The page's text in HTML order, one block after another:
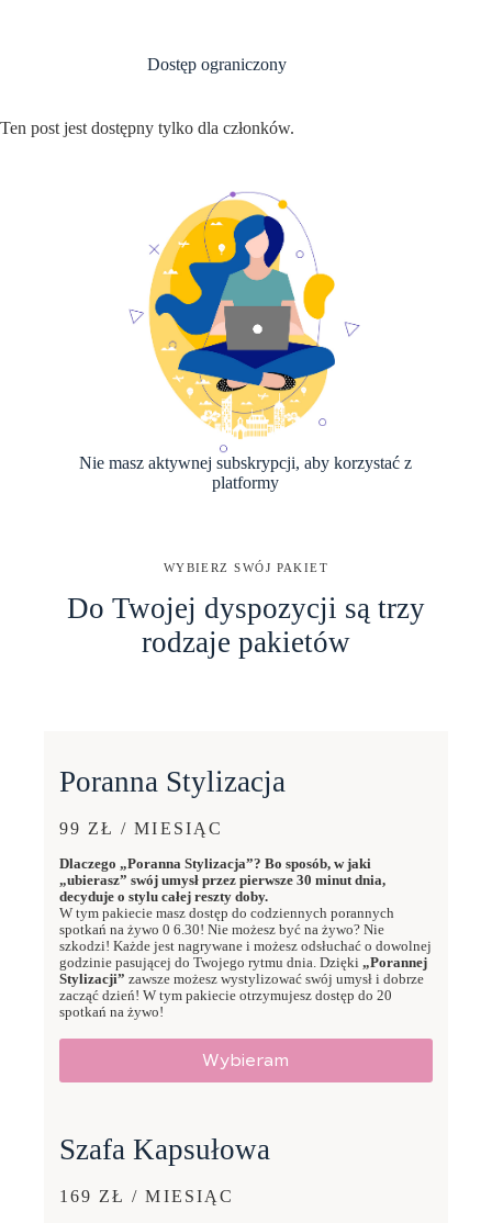
Dostęp ograniczony
Ten post jest dostępny tylko dla członków.
Nie masz aktywnej subskrypcji, aby korzystać z
platformy
WYBIERZ SWÓJ PAKIET
Do Twojej dyspozycji są trzy
rodzaje pakietów
Poranna Stylizacja
99 ZŁ / MIESIĄC
Dlaczego „Poranna Stylizacja”? Bo sposób, w jaki
„ubierasz” swój umysł przez pierwsze 30 minut dnia,
decyduje o stylu całej reszty doby.
W tym pakiecie masz dostęp do codziennych porannych
spotkań na żywo 0 6.30! Nie możesz być na żywo? Nie
szkodzi! Każde jest nagrywane i możesz odsłuchać o dowolnej
godzinie pasującej do Twojego rytmu dnia. Dzięki „Porannej
Stylizacji” zawsze możesz wystylizować swój umysł i dobrze
zacząć dzień! W tym pakiecie otrzymujesz dostęp do 20
spotkań na żywo!
Wybieram
Szafa Kapsułowa
169 ZŁ / MIESIĄC